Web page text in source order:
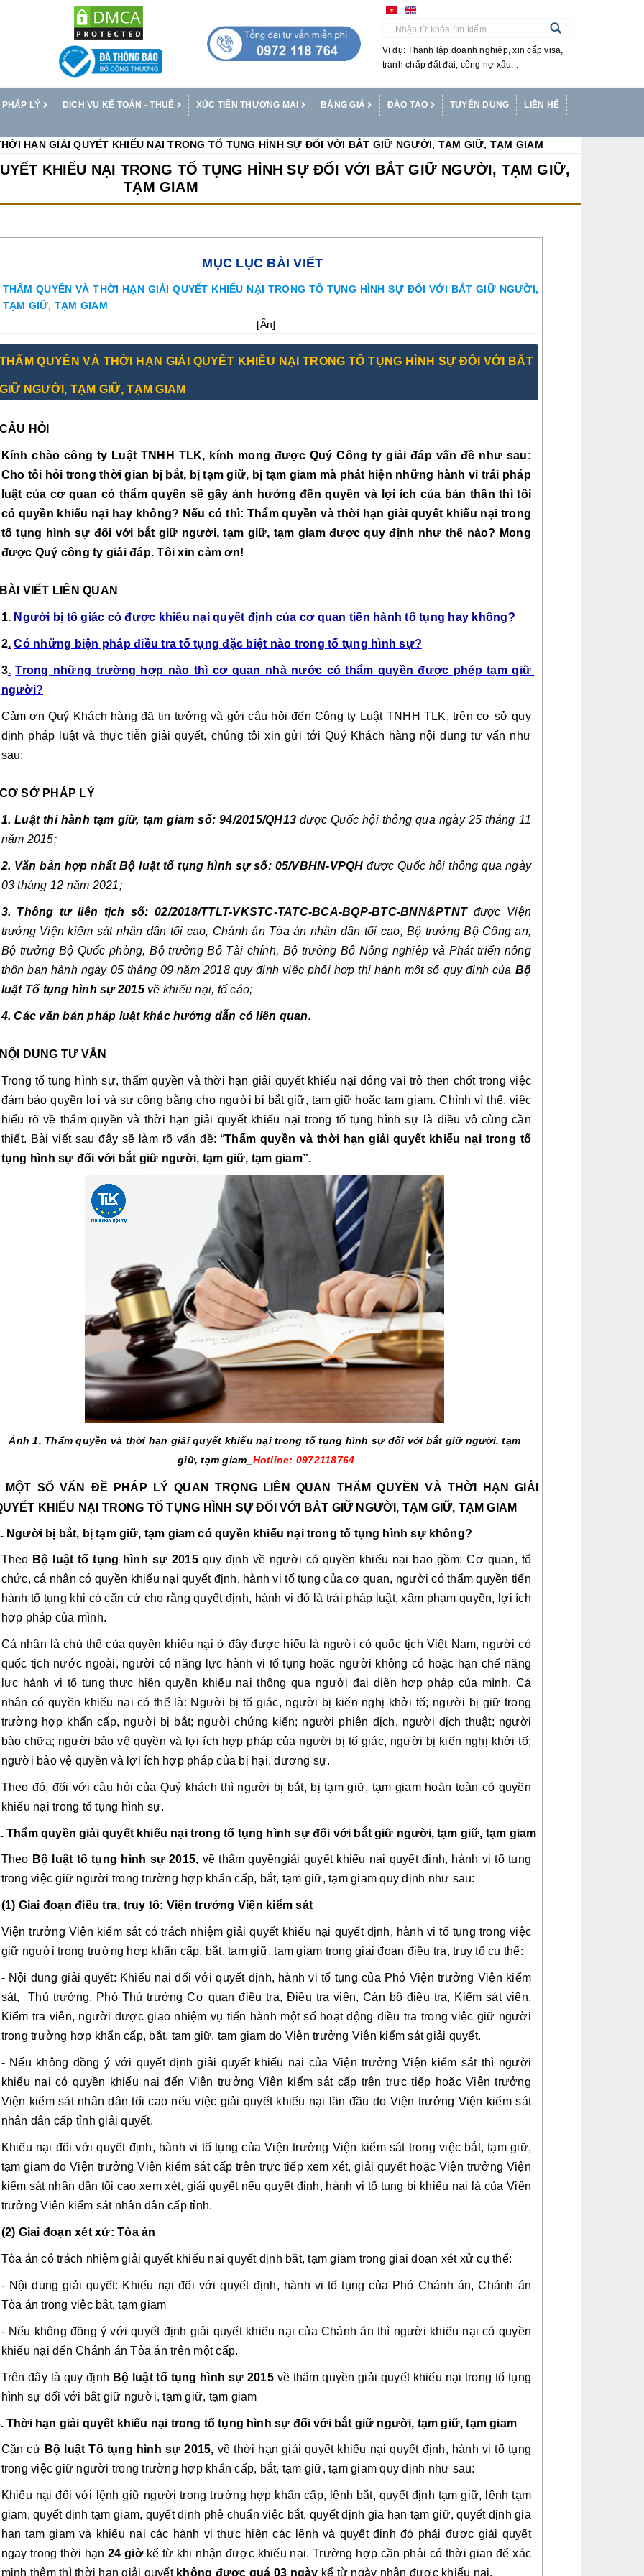
Ví dụ: Thành lập doanh nghiệp, xin cấp visa,
tranh chấp đất đai, công nợ xấu...
LÝ DỊCH VỤ KẾ TOÁN - THUẾ XÚC TIẾN THƯƠNG MẠI BẢNG GIÁ ĐÀO TẠO TUYỂN DỤNG LIÊN HỆ
HẠN GIẢI QUYẾT KHIẾU NẠI TRONG TỐ TỤNG HÌNH SỰ ĐỐI VỚI BẮT GIỮ NGƯỜI, TẠM GIỮ, TẠM GIAM
KHIẾU NẠI TRONG TỐ TỤNG HÌNH SỰ ĐỐI VỚI BẮT GIỮ NGƯỜI, TẠM GIỮ,
TẠM GIAM
MỤC LỤC BÀI VIẾT
THẨM QUYỀN VÀ THỜI HẠN GIẢI QUYẾT KHIẾU NẠI TRONG TỐ TỤNG HÌNH SỰ ĐỐI VỚI BẮT GIỮ NGƯỜI,
TẠM GIỮ, TẠM GIAM
[Ẩn]
QUYỀN VÀ THỜI HẠN GIẢI QUYẾT KHIẾU NẠI TRONG TỐ TỤNG HÌNH SỰ ĐỐI VỚI BẮT
NGƯỜI, TẠM GIỮ, TẠM GIAM
HỎI
Kính chào công ty Luật TNHH TLK, kính mong được Quý Công ty giải đáp vấn đề như sau:
Cho tôi hỏi trong thời gian bị bắt, bị tạm giữ, bị tạm giam mà phát hiện những hành vi trái pháp
luật của cơ quan có thẩm quyền sẽ gây ảnh hưởng đến quyền và lợi ích của bản thân thì tôi
có quyền khiếu nại hay không? Nếu có thì: Thẩm quyền và thời hạn giải quyết khiếu nại trong
tố tụng hình sự đối với bắt giữ người, tạm giữ, tạm giam được quy định như thế nào? Mong
được Quý công ty giải đáp. Tôi xin cảm ơn!
VIẾT LIÊN QUAN
1. Người bị tố giác có được khiếu nại quyết định của cơ quan tiến hành tố tụng hay không?
2. Có những biện pháp điều tra tố tụng đặc biệt nào trong tố tụng hình sự?
3. Trong những trường hợp nào thì cơ quan nhà nước có thẩm quyền được phép tạm giữ
người?
Cảm ơn Quý Khách hàng đã tin tưởng và gửi câu hỏi đến Công ty Luật TNHH TLK, trên cơ sở quy
định pháp luật và thực tiễn giải quyết, chúng tôi xin gửi tới Quý Khách hàng nội dung tư vấn như
sau:
SỞ PHÁP LÝ
1. Luật thi hành tạm giữ, tạm giam số: 94/2015/QH13 được Quốc hội thông qua ngày 25 tháng 11
năm 2015;
2. Văn bản hợp nhất Bộ luật tố tụng hình sự số: 05/VBHN-VPQH được Quốc hội thông qua ngày
03 tháng 12 năm 2021;
3. Thông tư liên tịch số: 02/2018/TTLT-VKSTC-TATC-BCA-BQP-BTC-BNN&PTNT được Viện
trưởng Viện kiểm sát nhân dân tối cao, Chánh án Tòa án nhân dân tối cao, Bộ trưởng Bộ Công an,
Bộ trưởng Bộ Quốc phòng, Bộ trưởng Bộ Tài chính, Bộ trưởng Bộ Nông nghiệp và Phát triển nông
thôn ban hành ngày 05 tháng 09 năm 2018 quy định việc phối hợp thi hành một số quy định của Bộ
luật Tố tụng hình sự 2015 về khiếu nại, tố cáo;
4. Các văn bản pháp luật khác hướng dẫn có liên quan.
DUNG TƯ VẤN
Trong tố tụng hình sự, thẩm quyền và thời hạn giải quyết khiếu nại đóng vai trò then chốt trong việc
đảm bảo quyền lợi và sự công bằng cho người bị bắt giữ, tạm giữ hoặc tạm giam. Chính vì thế, việc
hiểu rõ về thẩm quyền và thời hạn giải quyết khiếu nại trong tố tụng hình sự là điều vô cùng cần
thiết. Bài viết sau đây sẽ làm rõ vấn đề: “Thẩm quyền và thời hạn giải quyết khiếu nại trong tố
tụng hình sự đối với bắt giữ người, tạm giữ, tạm giam”.
Ảnh 1. Thẩm quyền và thời hạn giải quyết khiếu nại trong tố tụng hình sự đối với bắt giữ người, tạm
giữ, tạm giam_ Hotline: 0972118764
MỘT SỐ VẤN ĐỀ PHÁP LÝ QUAN TRỌNG LIÊN QUAN THẨM QUYỀN VÀ THỜI HẠN GIẢI
KHIẾU NẠI TRONG TỐ TỤNG HÌNH SỰ ĐỐI VỚI BẮT GIỮ NGƯỜI, TẠM GIỮ, TẠM GIAM
Người bị bắt, bị tạm giữ, tạm giam có quyền khiếu nại trong tố tụng hình sự không?
Theo Bộ luật tố tụng hình sự 2015 quy định về người có quyền khiếu nại bao gồm: Cơ quan, tổ
chức, cá nhân có quyền khiếu nại quyết định, hành vi tố tụng của cơ quan, người có thẩm quyền tiến
hành tố tụng khi có căn cứ cho rằng quyết định, hành vi đó là trái pháp luật, xâm phạm quyền, lợi ích
hợp pháp của mình.
Cá nhân là chủ thể của quyền khiếu nại ở đây được hiểu là người có quốc tịch Việt Nam, người có
quốc tịch nước ngoài, người có năng lực hành vi tố tụng hoặc người không có hoặc hạn chế năng
lực hành vi tố tụng thực hiện quyền khiếu nại thông qua người đại diện hợp pháp của mình. Cá
nhân có quyền khiếu nại có thể là: Người bị tố giác, người bị kiến nghị khởi tố; người bị giữ trong
trường hợp khẩn cấp, người bị bắt; người chứng kiến; người phiên dịch, người dịch thuật; người
bào chữa; người bảo vệ quyền và lợi ích hợp pháp của người bị tố giác, người bị kiến nghị khởi tố;
người bảo vệ quyền và lợi ích hợp pháp của bị hại, đương sự.
Theo đó, đối với câu hỏi của Quý khách thì người bị bắt, bị tạm giữ, tạm giam hoàn toàn có quyền
khiếu nại trong tố tụng hình sự.
Thẩm quyền giải quyết khiếu nại trong tố tụng hình sự đối với bắt giữ người, tạm giữ, tạm giam
Theo Bộ luật tố tụng hình sự 2015, về thẩm quyềngiải quyết khiếu nại quyết định, hành vi tố tụng
trong việc giữ người trong trường hợp khẩn cấp, bắt, tạm giữ, tạm giam quy định như sau:
(1) Giai đoạn điều tra, truy tố: Viện trưởng Viện kiểm sát
Viện trưởng Viện kiểm sát có trách nhiệm giải quyết khiếu nại quyết định, hành vi tố tụng trong việc
giữ người trong trường hợp khẩn cấp, bắt, tạm giữ, tạm giam trong giai đoạn điều tra, truy tố cụ thể:
- Nội dung giải quyết: Khiếu nại đối với quyết định, hành vi tố tụng của Phó Viện trưởng Viện kiểm
sát,  Thủ trưởng, Phó Thủ trưởng Cơ quan điều tra, Điều tra viên, Cán bộ điều tra, Kiểm sát viên,
Kiểm tra viên, người được giao nhiệm vụ tiến hành một số hoạt động điều tra trong việc giữ người
trong trường hợp khẩn cấp, bắt, tạm giữ, tạm giam do Viện trưởng Viện kiểm sát giải quyết.
- Nếu không đồng ý với quyết định giải quyết khiếu nại của Viện trưởng Viện kiểm sát thì người
khiếu nại có quyền khiếu nại đến Viện trưởng Viện kiểm sát cấp trên trực tiếp hoặc Viện trưởng
Viện kiểm sát nhân dân tối cao nếu việc giải quyết khiếu nại lần đầu do Viện trưởng Viện kiểm sát
nhân dân cấp tỉnh giải quyết.
Khiếu nại đối với quyết định, hành vi tố tụng của Viện trưởng Viện kiểm sát trong việc bắt, tạm giữ,
tạm giam do Viện trưởng Viện kiểm sát cấp trên trực tiếp xem xét, giải quyết hoặc Viện trưởng Viện
kiểm sát nhân dân tối cao xem xét, giải quyết nếu quyết định, hành vi tố tụng bị khiếu nại là của Viện
trưởng Viện kiểm sát nhân dân cấp tỉnh.
(2) Giai đoạn xét xử: Tòa án
Tòa án có trách nhiệm giải quyết khiếu nại quyết định bắt, tạm giam trong giai đoạn xét xử cụ thể:
- Nội dung giải quyết: Khiếu nại đối với quyết định, hành vi tố tụng của Phó Chánh án, Chánh án
Tòa án trong việc bắt, tạm giam
- Nếu không đồng ý với quyết định giải quyết khiếu nại của Chánh án thì người khiếu nại có quyền
khiếu nại đến Chánh án Tòa án trên một cấp.
Trên đây là quy định Bộ luật tố tụng hình sự 2015 về thẩm quyền giải quyết khiếu nại trong tố tụng
hình sự đối với bắt giữ người, tạm giữ, tạm giam
Thời hạn giải quyết khiếu nại trong tố tụng hình sự đối với bắt giữ người, tạm giữ, tạm giam
Căn cứ Bộ luật Tố tụng hình sự 2015, về thời hạn giải quyết khiếu nại quyết định, hành vi tố tụng
trong việc giữ người trong trường hợp khẩn cấp, bắt, tạm giữ, tạm giam quy định như sau:
Khiếu nại đối với lệnh giữ người trong trường hợp khẩn cấp, lệnh bắt, quyết định tạm giữ, lệnh tạm
giam, quyết định tạm giam, quyết định phê chuẩn việc bắt, quyết định gia hạn tạm giữ, quyết định gia
hạn tạm giam và khiếu nại các hành vi thực hiện các lệnh và quyết định đó phải được giải quyết
ngay trong thời hạn 24 giờ kể từ khi nhận được khiếu nại. Trường hợp cần phải có thời gian để xác
minh thêm thì thời hạn giải quyết không được quá 03 ngày kể từ ngày nhận được khiếu nại.